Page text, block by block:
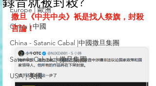
Europe | 歐洲
China | 中國
China - Satanic Cabal |中國撒旦集團
Satanic Cabals | 撒旦集團
USA | 美國
撒旦《中共中央》衹是找人祭旗，封殺
言論！